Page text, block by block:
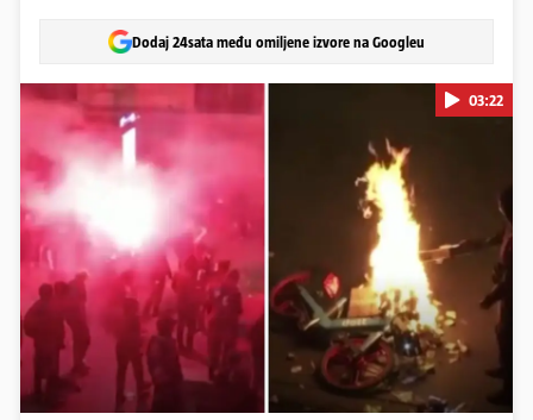
Dodaj 24sata među omiljene izvore na Googleu
Pokretanje videa...
03:22